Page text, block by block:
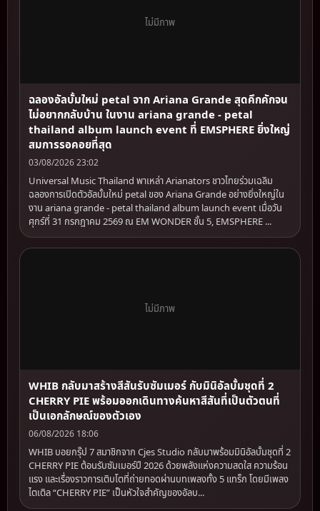
ไม่มีภาพ
ฉลองอัลบั้มใหม่ petal จาก Ariana Grande สุดคึกคักจน
ไม่อยากกลับบ้าน ในงาน ariana grande - petal
thailand album launch event ที่ EMSPHERE ยิ่งใหญ่
สมการรอคอยที่สุด
03/08/2026 23:02
Universal Music Thailand พาเหล่า Arianators ชาวไทยร่วมเฉลิม
ฉลองการเปิดตัวอัลบั้มใหม่ petal ของ Ariana Grande อย่างยิ่งใหญ่ใน
งาน ariana grande - petal thailand album launch event เมื่อวัน
ศุกร์ที่ 31 กรกฎาคม 2569 ณ EM WONDER ชั้น 5, EMSPHERE ...
ไม่มีภาพ
WHIB กลับมาสร้างสีสันรับซัมเมอร์ กับมินิอัลบั้มชุดที่ 2
CHERRY PIE พร้อมออกเดินทางค้นหาสีสันที่เป็นตัวตนที่
เป็นเอกลักษณ์ของตัวเอง
06/08/2026 18:06
WHIB บอยกรุ๊ป 7 สมาชิกจาก Cjes Studio กลับมาพร้อมมินิอัลบั้มชุดที่ 2
CHERRY PIE ต้อนรับซัมเมอร์ปี 2026 ด้วยพลังแห่งความสดใส ความร้อน
แรง และเรื่องราวการเติบโตที่ถ่ายทอดผ่านบทเพลงทั้ง 5 แทร็ก โดยมีเพลง
ไตเติล “CHERRY PIE” เป็นหัวใจสำคัญของอัลบ...